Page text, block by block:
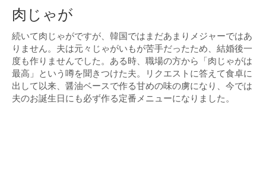
肉じゃが
続いて肉じゃがですが、韓国ではまだあまりメジャーではあ
りません。夫は元々じゃがいもが苦手だったため、結婚後一
度も作りませんでした。ある時、職場の方から「肉じゃがは
最高」という噂を聞きつけた夫。リクエストに答えて食卓に
出して以来、醤油ベースで作る甘めの味の虜になり、今では
夫のお誕生日にも必ず作る定番メニューになりました。